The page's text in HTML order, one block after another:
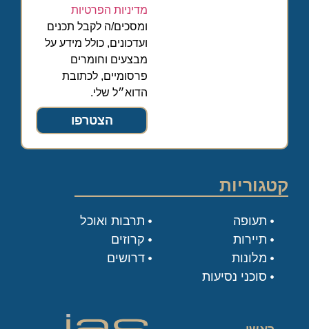
מדיניות הפרטיות
ומסכים/ה לקבל תכנים
ועדכונים, כולל מידע על
מבצעים וחומרים
פרסומיים, לכתובת
הדוא״ל שלי.
הצטרפו
קטגוריות
תעופה
תיירות
מלונות
סוכני נסיעות
תרבות ואוכל
קרוזים
דרושים